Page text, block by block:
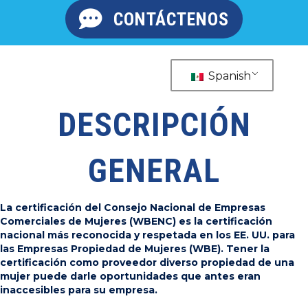
CONTÁCTENOS
Spanish
DESCRIPCIÓN
GENERAL
La certificación del Consejo Nacional de Empresas
Comerciales de Mujeres (WBENC) es la certificación
nacional más reconocida y respetada en los EE. UU. para
las Empresas Propiedad de Mujeres (WBE). Tener la
certificación como proveedor diverso propiedad de una
mujer puede darle oportunidades que antes eran
inaccesibles para su empresa.